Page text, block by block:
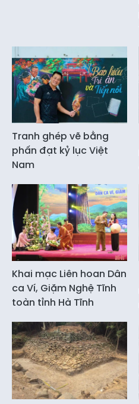
Tranh ghép vẽ bằng
phấn đạt kỷ lục Việt
Nam
Khai mạc Liên hoan Dân
ca Ví, Giặm Nghệ Tĩnh
toàn tỉnh Hà Tĩnh